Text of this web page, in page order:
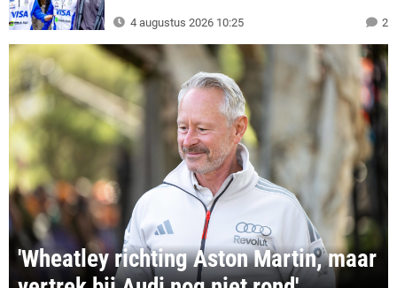
4 augustus 2026 10:25 2
'Wheatley richting Aston Martin, maar